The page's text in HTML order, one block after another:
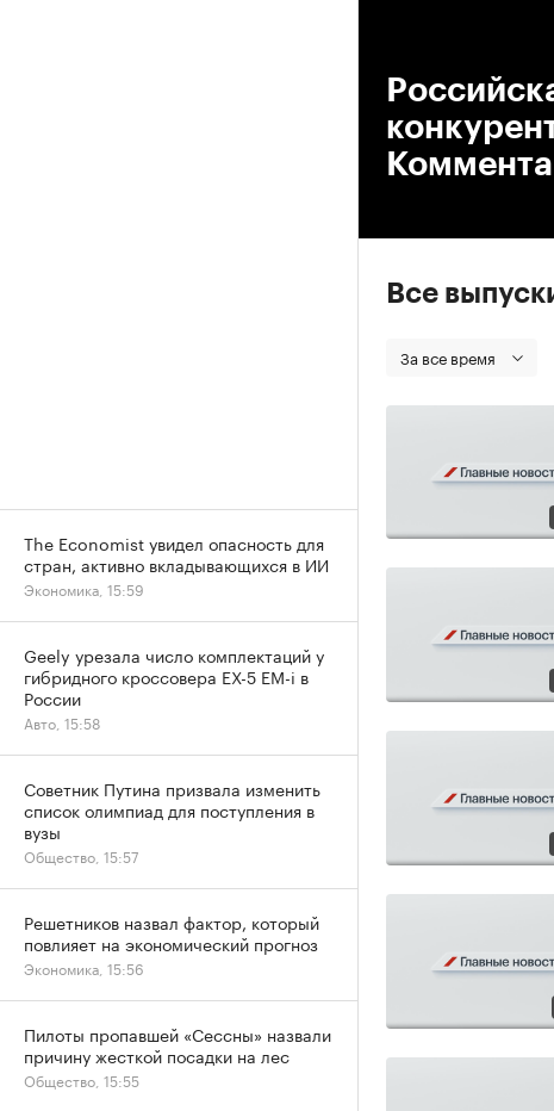
Все
За все время
The Economist увидел опасность для
стран, активно вкладывающихся в ИИ
Экономика, 15:59
Geely урезала число комплектаций у
гибридного кроссовера EX-5 EM-i в
России
Авто, 15:58
Советник Путина призвала изменить
список олимпиад для поступления в
вузы
Общество, 15:57
Решетников назвал фактор, который
повлияет на экономический прогноз
Экономика, 15:56
Пилоты пропавшей «Сессны» назвали
причину жесткой посадки на лес
Общество, 15:55